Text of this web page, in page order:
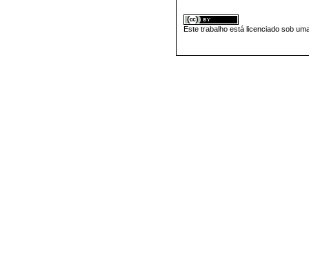
Este trabalho está licenciado sob